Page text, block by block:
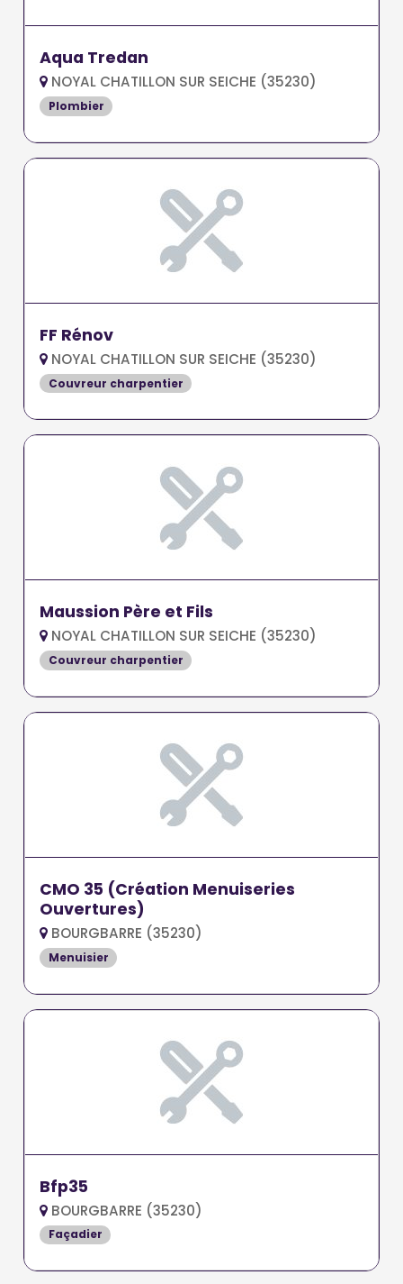
Aqua Tredan
NOYAL CHATILLON SUR SEICHE (35230)
Plombier
FF Rénov
NOYAL CHATILLON SUR SEICHE (35230)
Couvreur charpentier
Maussion Père et Fils
NOYAL CHATILLON SUR SEICHE (35230)
Couvreur charpentier
CMO 35 (Création Menuiseries
Ouvertures)
BOURGBARRE (35230)
Menuisier
Bfp35
BOURGBARRE (35230)
Façadier